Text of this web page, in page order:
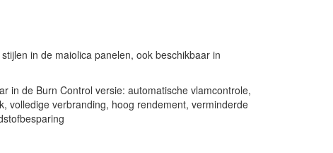
in de maiolica panelen, ook beschikbaar in
in de Burn Control versie: automatische vlamcontrole,
volledige verbranding, hoog rendement, verminderde